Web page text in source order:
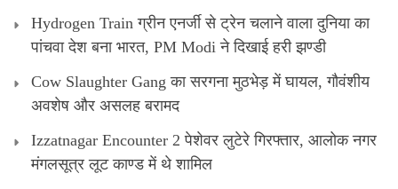
Hydrogen Train ग्रीन एनर्जी से ट्रेन चलाने वाला दुनिया का
पांचवा देश बना भारत, PM Modi ने दिखाई हरी झण्डी
Cow Slaughter Gang का सरगना मुठभेड़ में घायल, गौवंशीय
अवशेष और असलह बरामद
Izzatnagar Encounter 2 पेशेवर लुटेरे गिरफ्तार, आलोक नगर
मंगलसूत्र लूट काण्‍ड में थे शामिल